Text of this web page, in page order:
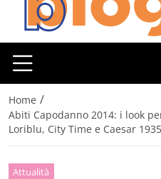
Home /
Abiti Capodanno 2014: i look
Loriblu, City Time e Caesar 1935
Attualità